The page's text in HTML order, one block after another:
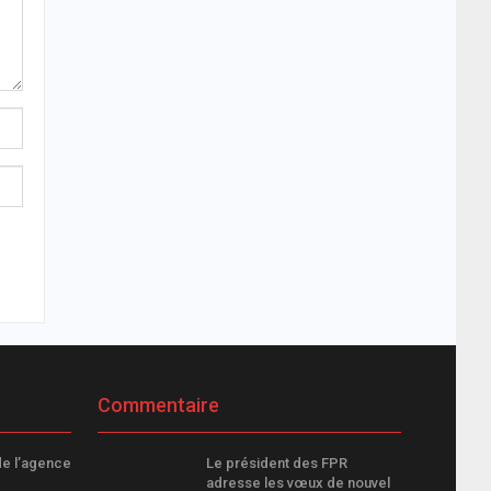
l’agence
Commentaire
Le président des FPR
adresse les vœux de nouvel